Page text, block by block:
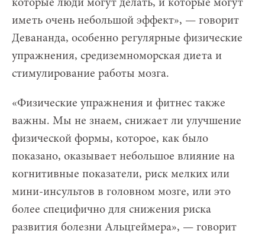
которые люди могут делать, и которые могут
иметь очень небольшой эффект», — говорит
Девананда, особенно регулярные физические
упражнения, средиземноморская диета и
стимулирование работы мозга.
«Физические упражнения и фитнес также
важны. Мы не знаем, снижает ли улучшение
физической формы, которое, как было
показано, оказывает небольшое влияние на
когнитивные показатели, риск мелких или
мини-инсультов в головном мозге, или это
более специфично для снижения риска
развития болезни Альцгеймера», — говорит